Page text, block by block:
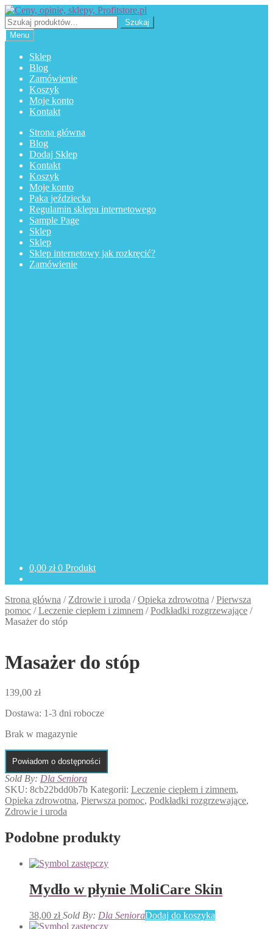
Przejdź
do
nawigacji
Przejdź
do
treści
Szukaj:
Szukaj
Menu
Sklep
Blog
Zamówienie
Koszyk
Moje konto
Kontakt
Strona główna
Blog
Dodaj Sklep
Kontakt
Koszyk
Moje konto
Paka jeździecka
Regulamin sklepu internetowego
Sample Page
Sklep
Sklep
Sklep internetowy jak rozkręcić?
Zamówienie
0,00 zł 0 Produkt
Strona główna / Zdrowie i uroda /Opieka zdrowotna /Pierwsza
pomoc /Leczenie ciepłem i zimnem /Podkładki rozgrzewające /
Masażer do stóp
Masażer do stóp
139,00 zł
Dostawa: 1-3 dni robocze
Brak w magazynie
Powiadom o dostępności
Sold By: Dla Seniora
SKU: 8cb22bdd0b7b Kategorii: Leczenie ciepłem i zimnem,
Opieka zdrowotna, Pierwsza pomoc, Podkładki rozgrzewające,
Zdrowie i uroda
Podobne produkty
Mydło w płynie MoliCare Skin
38,00 zł Sold By: Dla SenioraDodaj do koszyka